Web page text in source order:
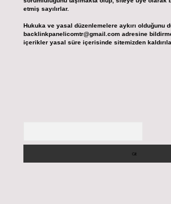
etmiş sayılırlar.
Hukuka ve yasal düzenlemelere aykırı olduğunu
backlinkpanelicomtr@gmail.comadresine
içerikler yasal süre içerisinde sitemizden